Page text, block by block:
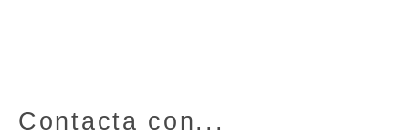
Contacta con...